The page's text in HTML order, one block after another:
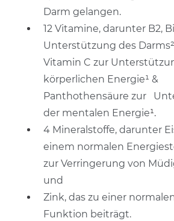
Darm gelangen.
12 Vitamine, darunter B2,
Unterstützung des Darms²
Vitamin C zur
körperlichen Energie¹ &
Panthothensäure zur
der mentalen Energie¹.
4 Mineralstoffe, darunter
einem normalen
zur Verringerung von
und
Zink, das zu einer
Funktion beiträgt.